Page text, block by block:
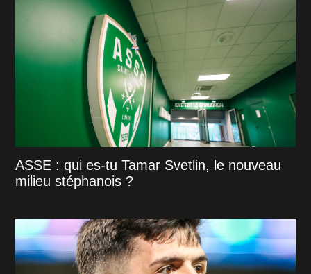
ASSE : qui es-tu Tamar Svetlin, le nouveau
milieu stéphanois ?